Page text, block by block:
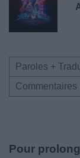
Paroles +
Commentaires
Pour